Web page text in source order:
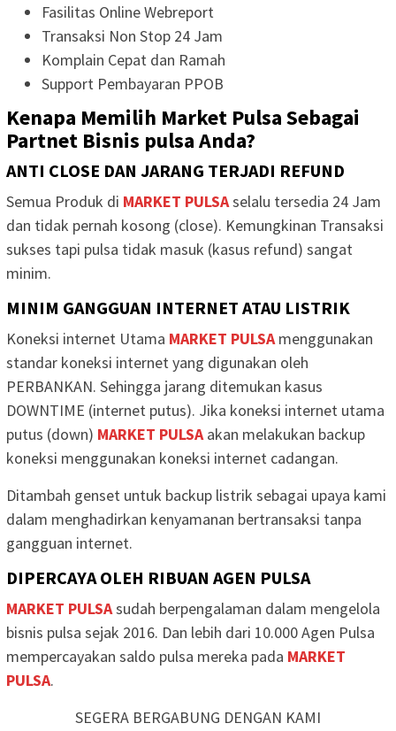
Fasilitas Online Webreport
Transaksi Non Stop 24 Jam
Komplain Cepat dan Ramah
Support Pembayaran PPOB
Kenapa Memilih Market Pulsa Sebagai
Partnet Bisnis pulsa Anda?
ANTI CLOSE DAN JARANG TERJADI REFUND
Semua Produk di MARKET PULSAselalu tersedia 24 Jam
dan tidak pernah kosong (close). Kemungkinan Transaksi
sukses tapi pulsa tidak masuk (kasus refund) sangat
minim.
MINIM GANGGUAN INTERNET ATAU LISTRIK
Koneksi internet Utama MARKET PULSAmenggunakan
standar koneksi internet yang digunakan oleh
PERBANKAN. Sehingga jarang ditemukan kasus
DOWNTIME (internet putus). Jika koneksi internet utama
putus (down) MARKET PULSAakan melakukan backup
koneksi menggunakan koneksi internet cadangan.
Ditambah genset untuk backup listrik sebagai upaya kami
dalam menghadirkan kenyamanan bertransaksi tanpa
gangguan internet.
DIPERCAYA OLEH RIBUAN AGEN PULSA
MARKET PULSAsudah berpengalaman dalam mengelola
bisnis pulsa sejak 2016. Dan lebih dari 10.000 Agen Pulsa
mempercayakan saldo pulsa mereka pada MARKET
PULSA.
SEGERA BERGABUNG DENGAN KAMI